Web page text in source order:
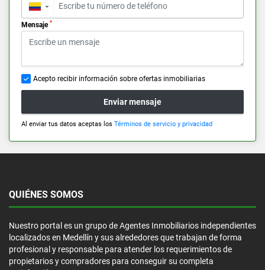
▼
Mensaje *
Acepto recibir información sobre ofertas inmobiliarias
Enviar mensaje
Al enviar tus datos aceptas los Términos de servicio y privacidad
QUIÉNES SOMOS
Nuestro portal es un grupo de Agentes Inmobiliarios independientes
localizados en Medellín y sus alrededores que trabajan de forma
profesional y responsable para atender los requerimientos de
propietarios y compradores para conseguir su completa